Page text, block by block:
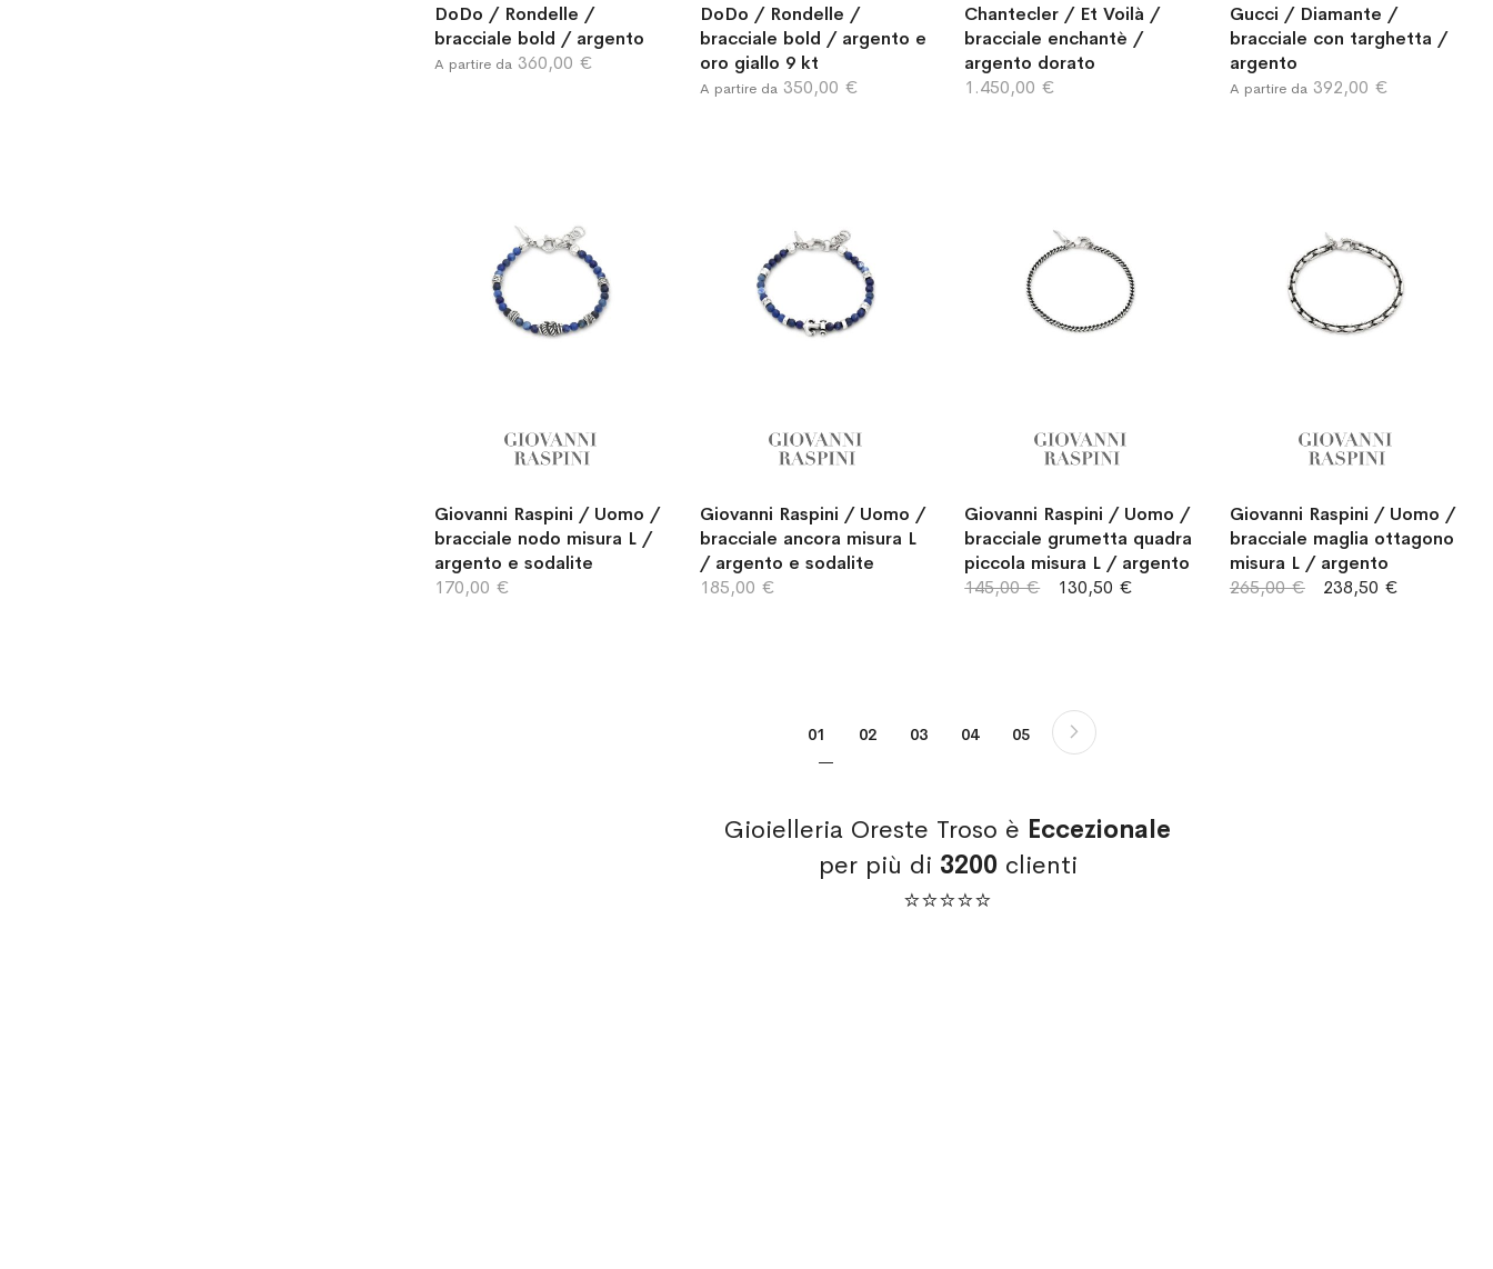
DoDo / Rondelle /
bracciale bold / argento
A partire da 360,00 €
DoDo / Rondelle /
bracciale bold / argento e
oro giallo 9 kt
A partire da 350,00 €
Chantecler / Et Voilà /
bracciale enchantè /
argento dorato
1.450,00 €
Gucci / Diamante /
bracciale con targhetta /
argento
A partire da 392,00 €
Giovanni Raspini / Uomo /
bracciale nodo misura L /
argento e sodalite
170,00 €
Giovanni Raspini / Uomo /
bracciale ancora misura L
/ argento e sodalite
185,00 €
Giovanni Raspini / Uomo /
bracciale grumetta quadra
piccola misura L / argento
130,50 €
145,00 €
Giovanni Raspini / Uomo /
bracciale maglia ottagono
misura L / argento
238,50 €
265,00 €
Attualmente stai leggendo la pagina
01 Pagina
02 Pagina
03 Pagina
04 Pagina
05 Pagina
Successivo
Gioielleria Oreste Troso è Eccezionale
per più di 3200clienti
⭐⭐⭐⭐⭐